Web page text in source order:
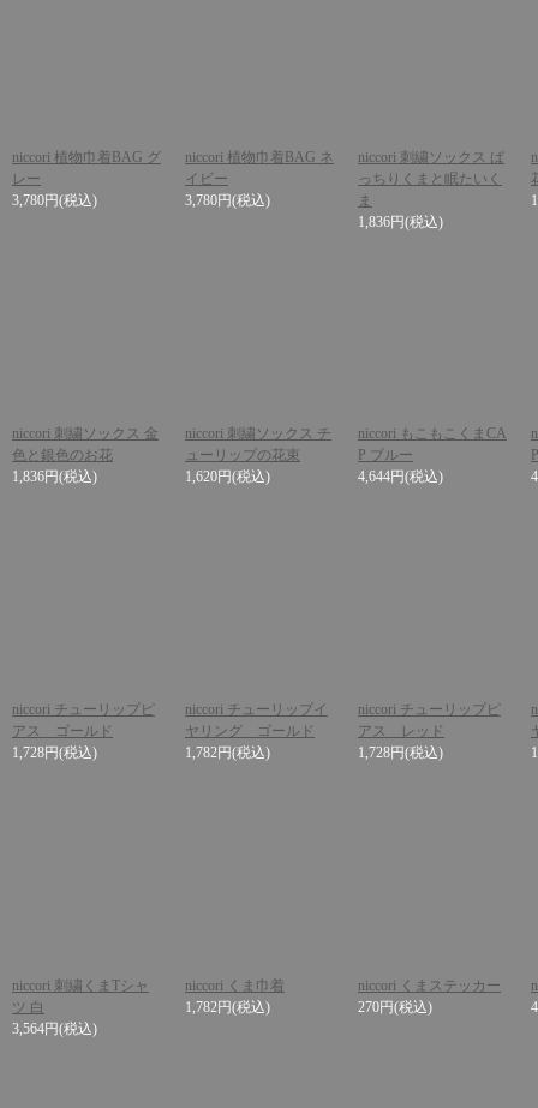
niccori 植物巾着BAG グ
レー
3,780円(税込)
niccori 植物巾着BAG ネ
イビー
3,780円(税込)
niccori 刺繍ソックス ぱ
っちりくまと眠たいく
ま
1,836円(税込)
niccori 刺繍ソックス 金
色と銀色のお花
1,836円(税込)
niccori 刺繍ソックス チ
ューリップの花束
1,620円(税込)
niccori もこもこくまCA
P ブルー
4,644円(税込)
niccori チューリップピ
アス ゴールド
1,728円(税込)
niccori チューリップイ
ヤリング ゴールド
1,782円(税込)
niccori チューリップピ
アス レッド
1,728円(税込)
niccori 刺繍くまTシャ
ツ 白
3,564円(税込)
niccori くま巾着
1,782円(税込)
niccori くまステッカー
270円(税込)